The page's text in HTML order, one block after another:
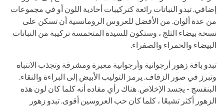
إضافي. تبدو النباتات رائعة كتركيبات أحادية اللون أو في مجموعات
من عدة ألوان. من الأفضل للعروس الرومانسية أن تسكن على
نسخة بيضاء الثلج ، وستكون للسيدة المتحمسة تركيبة من النباتات
البيضاء والحمراء والصفراء.
تبدو باقة زهور أرجوانية وأرجوانية معبرة ومشرقة وتجذب الانتباه
وتبرز في صور الزفاف. يرمز التوليب الأبيض إلى البراءة والنقاء.
البنفسج - يجسد الإخلاص. هناك رأي مفاده أنه كلما كان لون هذه
الزهور أكثر تشبعًا ، كلما كان حب العروسين أقوى. تبدو زهور